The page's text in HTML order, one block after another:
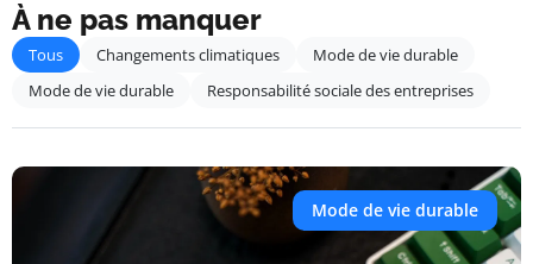
À ne pas manquer
Tous Changements climatiques
Mode de vie durable
Mode de vie durable
Responsabilité sociale des entreprises
Mode de vie durable